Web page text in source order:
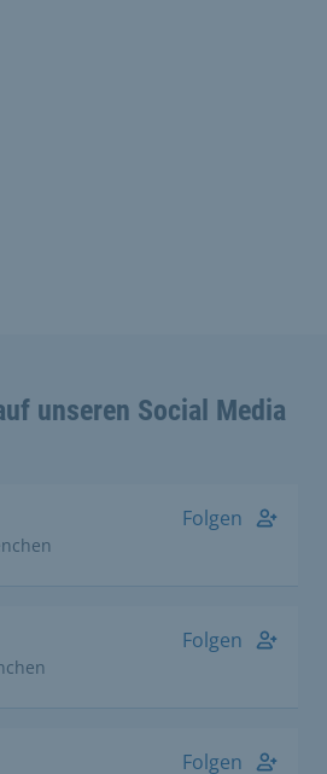
unseren Social Media
Folgen
Folgen
Folgen